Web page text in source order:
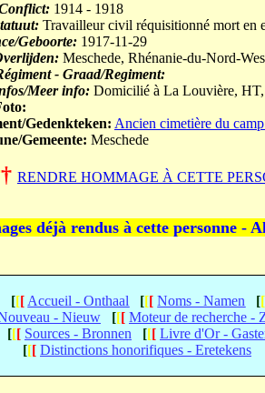
1914 - 1918
Travailleur civil réquisitionné mort en
Geboorte: 1917-11-29
Meschede, Rhénanie-du-Nord-
- Graad/Regiment:
Meer info: Domicilié à La Louvière,
Gedenkteken: Ancien cimetière du
Gemeente: Meschede
† RENDRE HOMMAGE À CETTE
déjà rendus à cette personne -
[[[ Accueil - Onthaal [[[ Noms - Namen [[
- Nieuw [[[ Moteur de recherche -
[[[ Sources - Bronnen [[[ Livre d'Or -
[[[ Distinctions honorifiques - Eretekens